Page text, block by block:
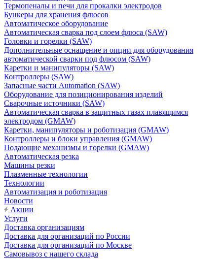
Термопеналы и печи для прокалки электродов
Бункеры для хранения флюсов
Автоматическое оборудование
Автоматическая сварка под слоем флюса (SAW)
Головки и горелки (SAW)
Дополнительные оснащение и опции для оборудования
автоматической сварки под флюсом (SAW)
Каретки и манипуляторы (SAW)
Контроллеры (SAW)
Запасные части Automation (SAW)
Оборудование для позиционирования изделий
Сварочные источники (SAW)
Автоматическая сварка в защитных газах плавящимся
электродом (GMAW)
Каретки, манипуляторы и роботизация (GMAW)
Контроллеры и блоки управления (GMAW)
Подающие механизмы и горелки (GMAW)
Автоматическая резка
Машины резки
Плазменные технологии
Технологии
Автоматизация и роботизация
Новости
Акции
Услуги
Доставка организациям
Доставка для организаций по России
Доставка для организаций по Москве
Самовывоз с нашего склада